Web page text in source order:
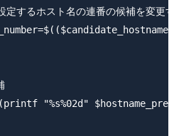
するホスト名の連番の候補を変更
"%s%02d"